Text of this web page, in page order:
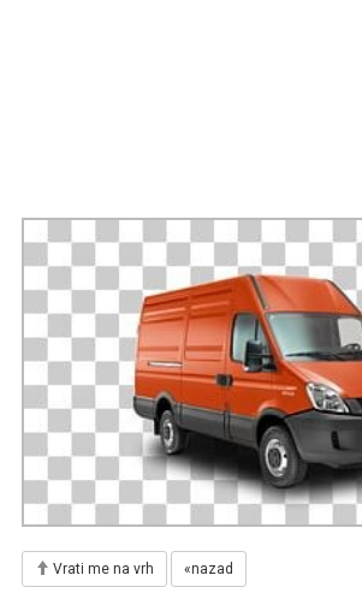
Vrati me na vrh «nazad